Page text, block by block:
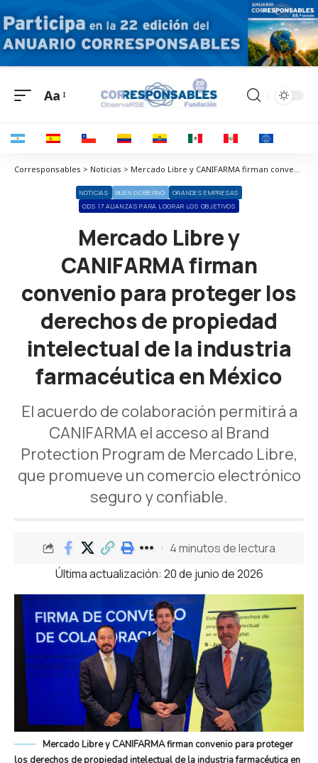
Aa
Corresponsables > Noticias > Mercado Libre y CANIFARMA firman convenio para proteger los derechos de propiedad intelectual de la industria farmacéutica en México
NOTICIAS BUEN GOBIERNO
GRANDES EMPRESAS
ODS 17 ALIANZAS PARA LOGRAR LOS OBJETIVOS
Mercado Libre y
CANIFARMA firman
convenio para proteger los
derechos de propiedad
intelectual de la industria
farmacéutica en México
El acuerdo de colaboración permitirá a
CANIFARMA el acceso al Brand
Protection Program de Mercado Libre,
que promueve un comercio electrónico
seguro y confiable.
Última actualización: 20 de junio de 2026
4 minutos de lectura
Mercado Libre y CANIFARMA firman convenio para proteger
los derechos de propiedad intelectual de la industria farmacéutica en